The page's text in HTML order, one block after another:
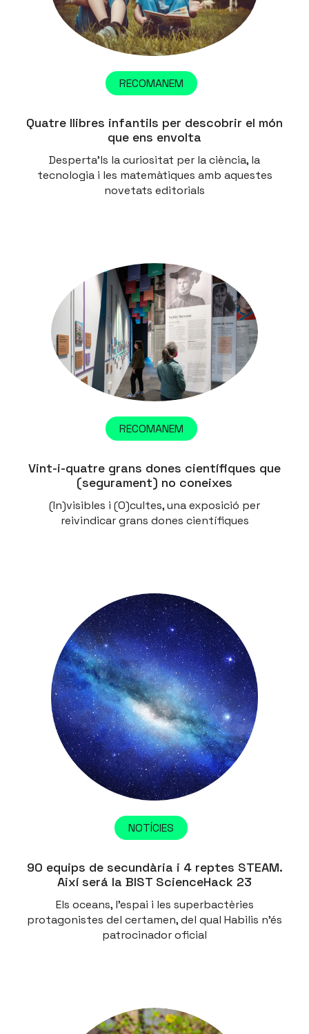
RECOMANEM
Quatre llibres infantils per descobrir el món
que ens envolta
Desperta'ls la curiositat per la ciència, la
tecnologia i les matemàtiques amb aquestes
novetats editorials
RECOMANEM
Vint-i-quatre grans dones científiques que
(segurament) no coneixes
(In)visibles i (O)cultes, una exposició per
reivindicar grans dones científiques
NOTÍCIES
90 equips de secundària i 4 reptes STEAM.
Així será la BIST ScienceHack 23
Els oceans, l'espai i les superbactèries
protagonistes del certamen, del qual Habilis n'és
patrocinador oficial